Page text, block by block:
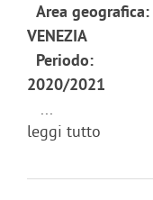
Area geografica:
VENEZIA
Periodo:
2020/2021
...
leggi tutto